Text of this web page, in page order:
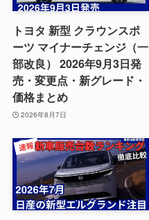
トヨタ 新型 クラウンスポ
ーツ マイナーチェンジ（一
部改良） 2026年9月3日発
売・変更点・新グレード・
価格まとめ
2026年8月7日